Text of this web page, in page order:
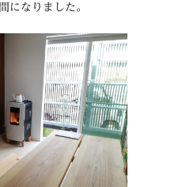
になりました。